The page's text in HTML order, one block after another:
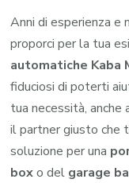
Anni di esperienza e
proporci per la tua
automatiche Kaba
fiduciosi di poterti
tua necessità, anche
il partner giusto che
soluzione per una
boxo del garage